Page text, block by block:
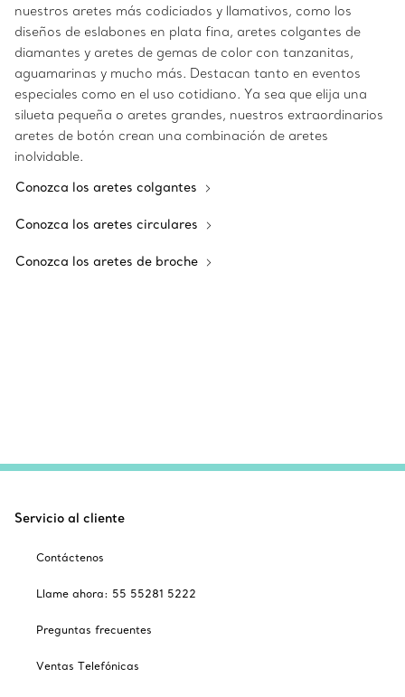
nuestros aretes más codiciados y llamativos, como los
diseños de eslabones en plata fina, aretes colgantes de
diamantes y aretes de gemas de color con tanzanitas,
aguamarinas y mucho más. Destacan tanto en eventos
especiales como en el uso cotidiano. Ya sea que elija una
silueta pequeña o aretes grandes, nuestros extraordinarios
aretes de botón crean una combinación de aretes
inolvidable.
Conozca los aretes colgantes
Conozca los aretes circulares
Conozca los aretes de broche
Servicio al cliente
Contáctenos
Llame ahora: 55 55281 5222
Preguntas frecuentes
Ventas Telefónicas